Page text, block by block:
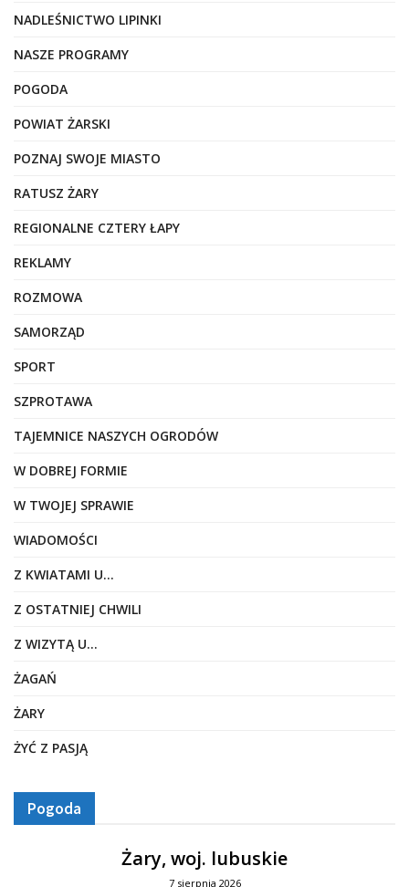
NADLEŚNICTWO LIPINKI
NASZE PROGRAMY
POGODA
POWIAT ŻARSKI
POZNAJ SWOJE MIASTO
RATUSZ ŻARY
REGIONALNE CZTERY ŁAPY
REKLAMY
ROZMOWA
SAMORZĄD
SPORT
SZPROTAWA
TAJEMNICE NASZYCH OGRODÓW
W DOBREJ FORMIE
W TWOJEJ SPRAWIE
WIADOMOŚCI
Z KWIATAMI U…
Z OSTATNIEJ CHWILI
Z WIZYTĄ U…
ŻAGAŃ
ŻARY
ŻYĆ Z PASJĄ
Pogoda
Żary, woj. lubuskie
7 sierpnia 2026